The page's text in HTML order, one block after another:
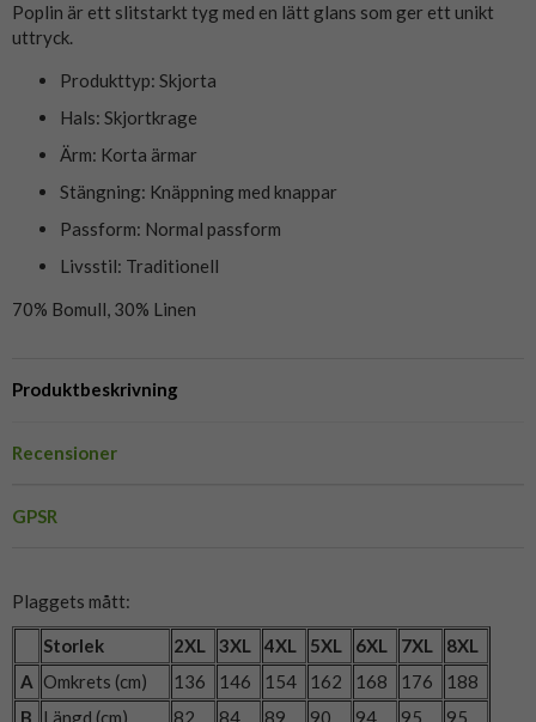
Produktbeskrivning
Recensioner
GPSR
Poplin är ett slitstarkt tyg med en lätt glans som ger ett unikt
uttryck.
Produkttyp: Skjorta
Hals: Skjortkrage
Ärm: Korta ärmar
Stängning: Knäppning med knappar
Passform: Normal passform
Livsstil: Traditionell
70% Bomull, 30% Linen
Plaggets mått:
Storlek 2XL 3XL 4XL 5XL 6XL 7XL
8XL
A Omkrets (cm) 136 146 154 162 168 176
188
B
Längd (cm) 82 84 89 90 94 95
95